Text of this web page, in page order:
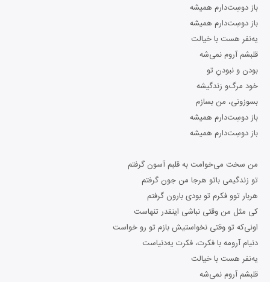
باز دوسِت‌دارم همیشه
باز دوسِت‌دارم همیشه
یه‌نفر هست با خیالت
قلبشم آروم نمی‌شه
بودن‌ و نبودنِ تو
خود مرگ‌و زندگیشه
بسوزونی، من بسازم
باز دوسِت‌دارم همیشه
باز دوسِت‌دارم همیشه
من سخت می‌خوامت به قلبم آسون گرفتم
تو زندگیمی باتو هرجا من جون گرفتم
هربار توو فکرم تو بودی بارون گرفتم
کی مثل من وقتی نباشی اینقدر تنهاست
اونی‌که تو وقتی نخواستیش بازم تو رو خواست
دنیام آرومه با فکرت، فکرت یه‌دنیاست
یه‌نفر هست با خیالت
قلبشم آروم نمی‌شه